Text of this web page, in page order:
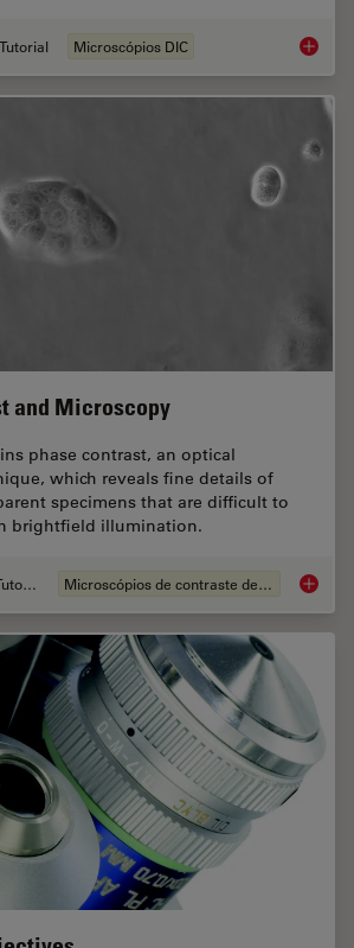
Tutorial Microscópios DIC
and Microscopy
phase contrast, an optical
which reveals fine details of
specimens that are difficult to
brightfield illumination.
Tutorial Microscópios de contraste de fases Phase